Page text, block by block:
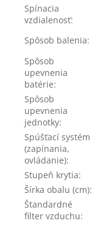
Spínacia
vzdialenosť:
Spôsob balenia:
Spôsob
upevnenia
batérie:
Spôsob
upevnenia
jednotky:
Spúšťací systém
(zapínania,
ovládanie):
Stupeň krytia:
Šírka obalu (cm):
Štandardné
filter vzduchu: